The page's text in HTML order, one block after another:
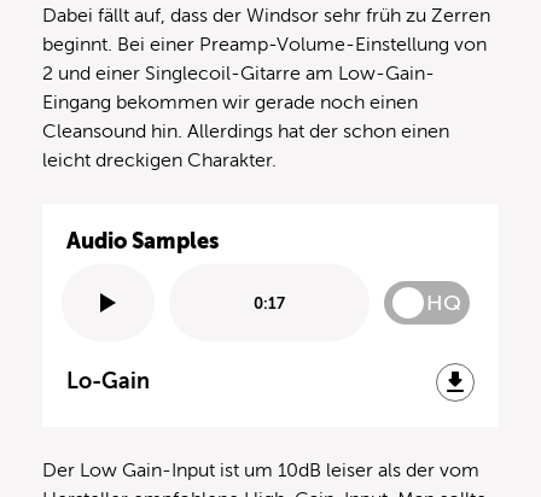
Dabei fällt auf, dass der Windsor sehr früh zu Zerren
beginnt. Bei einer Preamp-Volume-Einstellung von
2 und einer Singlecoil-Gitarre am Low-Gain-
Eingang bekommen wir gerade noch einen
Cleansound hin. Allerdings hat der schon einen
leicht dreckigen Charakter.
Audio Samples
0:17 HQ
Lo-Gain
Der Low Gain-Input ist um 10dB leiser als der vom